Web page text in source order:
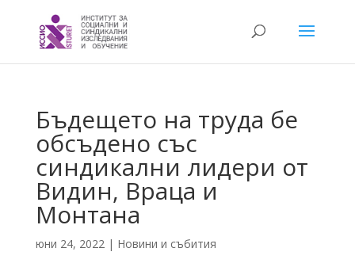
Бъдещето на труда бе
обсъдено със
синдикални лидери от
Видин, Враца и
Монтана
юни 24, 2022| Новини и събития